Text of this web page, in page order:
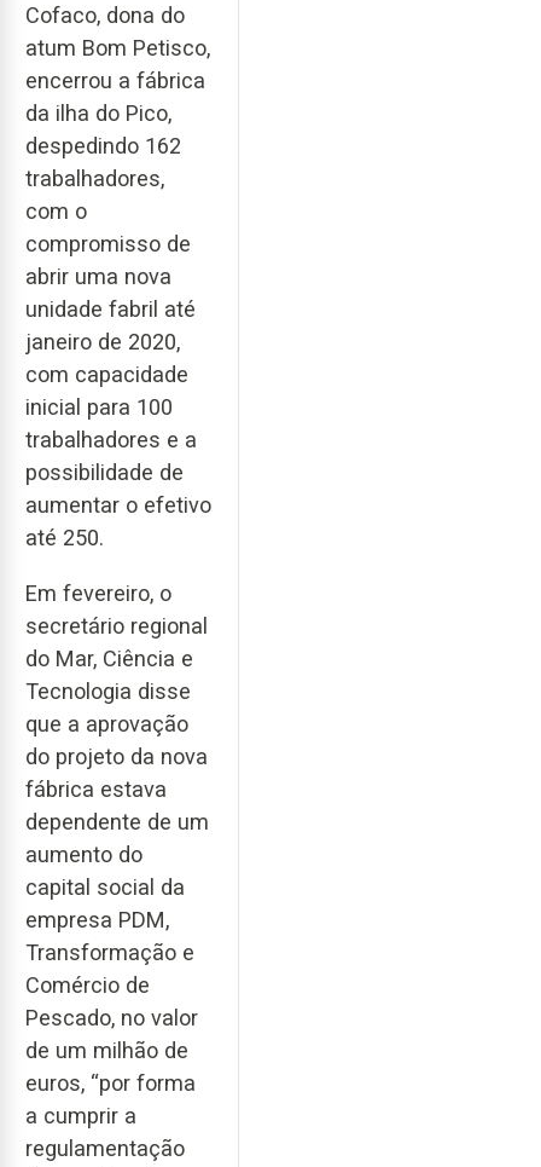
Cofaco, dona do
atum Bom Petisco,
encerrou a fábrica
da ilha do Pico,
despedindo 162
trabalhadores,
com o
compromisso de
abrir uma nova
unidade fabril até
janeiro de 2020,
com capacidade
inicial para 100
trabalhadores e a
possibilidade de
aumentar o efetivo
até 250.
Em fevereiro, o
secretário regional
do Mar, Ciência e
Tecnologia disse
que a aprovação
do projeto da nova
fábrica estava
dependente de um
aumento do
capital social da
empresa PDM,
Transformação e
Comércio de
Pescado, no valor
de um milhão de
euros, “por forma
a cumprir a
regulamentação